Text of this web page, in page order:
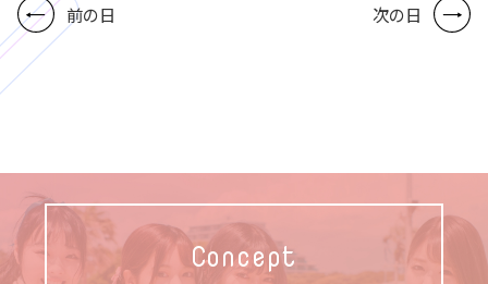
前の日 次の日
Concept